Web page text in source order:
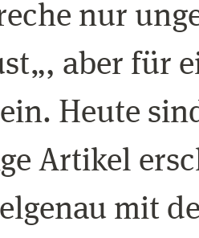
nur
aber für
Heute
Artikel
mit